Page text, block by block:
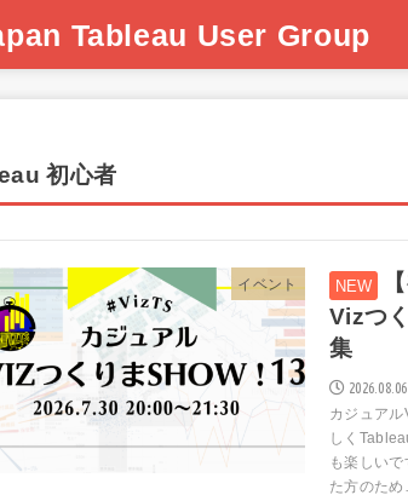
Tableau User Group
初心者
イベント
Vizつ
集
2026.08.06
カジュア
しく
も楽しい
た方のため